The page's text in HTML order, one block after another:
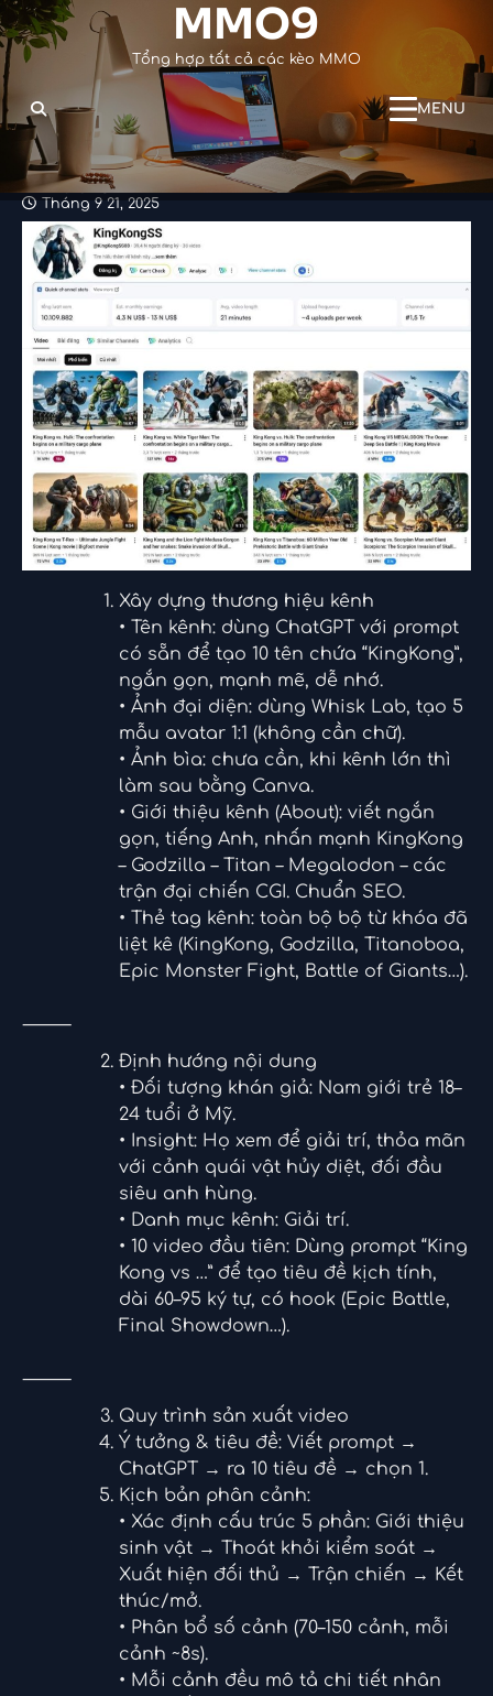
Skip
to
content
MMO9
Tổng hợp tất cả các kèo MMO
MENU
TRANG CHỦ
Tháng 9 21, 2025
Xây dựng thương hiệu kênh
• Tên kênh: dùng ChatGPT với prompt
có sẵn để tạo 10 tên chứa “KingKong”,
ngắn gọn, mạnh mẽ, dễ nhớ.
• Ảnh đại diện: dùng Whisk Lab, tạo 5
mẫu avatar 1:1 (không cần chữ).
• Ảnh bìa: chưa cần, khi kênh lớn thì
làm sau bằng Canva.
• Giới thiệu kênh (About): viết ngắn
gọn, tiếng Anh, nhấn mạnh KingKong
– Godzilla – Titan – Megalodon – các
trận đại chiến CGI. Chuẩn SEO.
• Thẻ tag kênh: toàn bộ bộ từ khóa đã
liệt kê (KingKong, Godzilla, Titanoboa,
Epic Monster Fight, Battle of Giants…).
⸻
Định hướng nội dung
• Đối tượng khán giả: Nam giới trẻ 18–
24 tuổi ở Mỹ.
• Insight: Họ xem để giải trí, thỏa mãn
với cảnh quái vật hủy diệt, đối đầu
siêu anh hùng.
• Danh mục kênh: Giải trí.
• 10 video đầu tiên: Dùng prompt “King
Kong vs …” để tạo tiêu đề kịch tính,
dài 60–95 ký tự, có hook (Epic Battle,
Final Showdown…).
⸻
Quy trình sản xuất video
Ý tưởng & tiêu đề: Viết prompt →
ChatGPT → ra 10 tiêu đề → chọn 1.
Kịch bản phân cảnh:
• Xác định cấu trúc 5 phần: Giới thiệu
sinh vật → Thoát khỏi kiểm soát →
Xuất hiện đối thủ → Trận chiến → Kết
thúc/mở.
• Phân bổ số cảnh (70–150 cảnh, mỗi
cảnh ~8s).
• Mỗi cảnh đều mô tả chi tiết nhân